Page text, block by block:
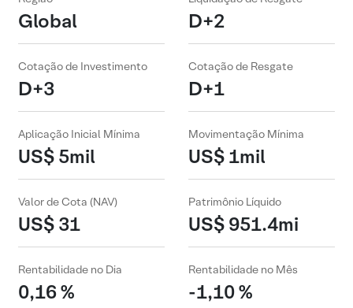
Global D+2
Cotação de Investimento
D+3
Cotação de Resgate
D+1
Aplicação Inicial Mínima
US$ 5mil
Movimentação Mínima
US$ 1mil
Valor de Cota (NAV)
US$ 31
Patrimônio Líquido
US$ 951.4mi
Rentabilidade no Dia
0,16 %
Rentabilidade no Mês
-1,10 %